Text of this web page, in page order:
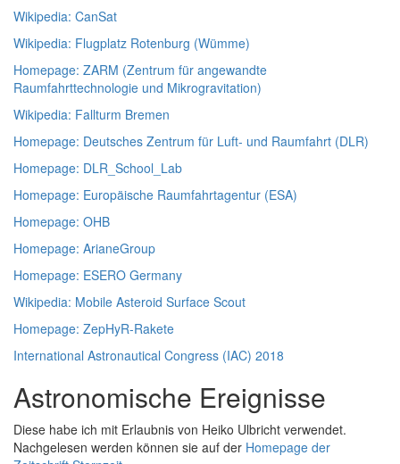
Wikipedia: CanSat
Wikipedia: Flugplatz Rotenburg (Wümme)
Homepage: ZARM (Zentrum für angewandte
Raumfahrttechnologie und Mikrogravitation)
Wikipedia: Fallturm Bremen
Homepage: Deutsches Zentrum für Luft- und Raumfahrt (DLR)
Homepage: DLR_School_Lab
Homepage: Europäische Raumfahrtagentur (ESA)
Homepage: OHB
Homepage: ArianeGroup
Homepage: ESERO Germany
Wikipedia: Mobile Asteroid Surface Scout
Homepage: ZepHyR-Rakete
International Astronautical Congress (IAC) 2018
Astronomische Ereignisse
Diese habe ich mit Erlaubnis von Heiko Ulbricht verwendet.
Nachgelesen werden können sie auf der Homepage der